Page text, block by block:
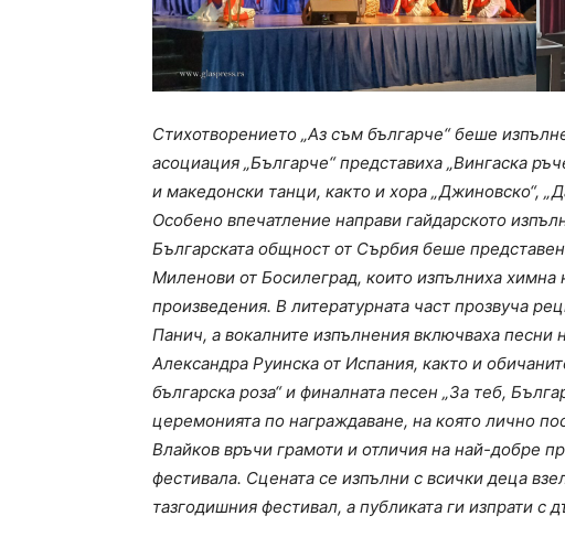
Стихотворението „Аз съм българче“ беше
асоциация „Българче“ представиха „Вингаска
и македонски танци, както и хора „Джиновско“,
Особено впечатление направи гайдарското
Българската общност от Сърбия беше
Миленови от Босилеград, които изпълниха химна
произведения. В литературната част прозвуча
Панич, а вокалните изпълнения включваха
Александра Руинска от Испания, както и
българска роза“ и финалната песен „За теб,
церемонията по награждаване, на която лично
Влайков връчи грамоти и отличия на най-добре
фестивала. Сцената се изпълни с всички деца
тазгодишния фестивал, а публиката ги изпрати с